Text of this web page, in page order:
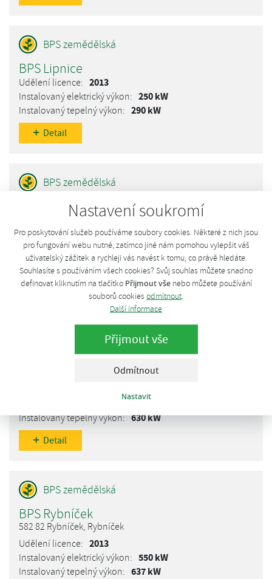
Nastavení soukromí
Pro poskytování služeb používáme soubory cookies. Některé z nich jsou
pro fungování webu nutné, zatímco jiné nám pomohou vylepšit váš
uživatelský zážitek a rychleji vás navést k tomu, co právě hledáte.
Souhlasíte s používáním všech cookies? Svůj souhlas můžete snadno
definovat kliknutím na tlačítko Přijmout všenebo můžete používání
souborů cookies odmítnout
Další informace
Přijmout vše
Odmítnout
Nastavit
BPS Lipnice
2013
250 kW
290 kW
Detail
BPS Budíškovice
378 91 Budíškovice, Budíškovice
2013
550 kW
637 kW
Detail
630 kW
Detail
BPS Rybníček
582 82 Rybníček, Rybníček
2013
550 kW
637 kW